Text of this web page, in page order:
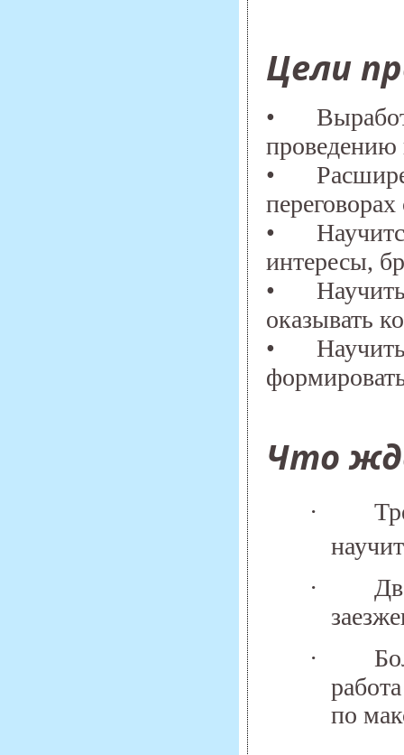
Цели
•
проведению
•
•
интересы,
•
оказывать
•
Что
·
·
·
по